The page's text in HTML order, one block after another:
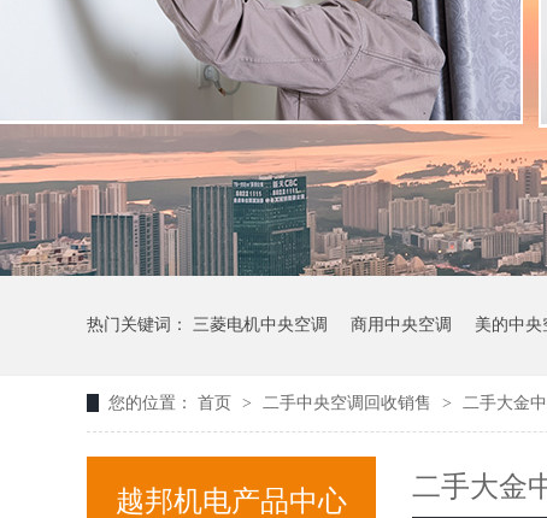
热门关键词： 三菱电机中央空调 商用中央空调 美的中央
您的位置： 首页 > 二手中央空调回收销售 > 二手大金
越邦机电产品中心 二手大金